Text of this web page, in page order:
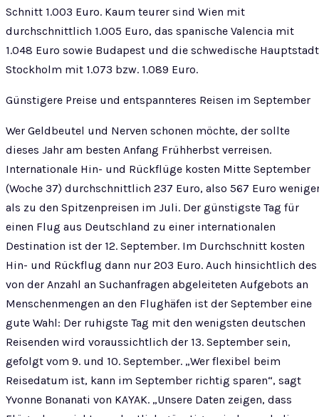
Schnitt 1.003 Euro. Kaum teurer sind Wien mit
durchschnittlich 1.005 Euro, das spanische Valencia mit
1.048 Euro sowie Budapest und die schwedische Hauptstadt
Stockholm mit 1.073 bzw. 1.089 Euro.
Günstigere Preise und entspannteres Reisen im September
Wer Geldbeutel und Nerven schonen möchte, der sollte
dieses Jahr am besten Anfang Frühherbst verreisen.
Internationale Hin- und Rückflüge kosten Mitte September
(Woche 37) durchschnittlich 237 Euro, also 567 Euro
als zu den Spitzenpreisen im Juli. Der günstigste Tag für
einen Flug aus Deutschland zu einer internationalen
Destination ist der 12. September. Im Durchschnitt kosten
Hin- und Rückflug dann nur 203 Euro. Auch hinsichtlich des
von der Anzahl an Suchanfragen abgeleiteten Aufgebots an
Menschenmengen an den Flughäfen ist der September eine
gute Wahl: Der ruhigste Tag mit den wenigsten deutschen
Reisenden wird voraussichtlich der 13. September sein,
gefolgt vom 9. und 10. September. „Wer flexibel beim
Reisedatum ist, kann im September richtig sparen“, sagt
Yvonne Bonanati von KAYAK. „Unsere Daten zeigen, dass